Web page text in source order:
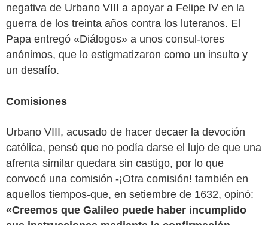
negativa de Urbano VIII a apoyar a Felipe IV en la
guerra de los treinta años contra los luteranos. El
Papa entregó «Diálogos» a unos consul-tores
anónimos, que lo estigmatizaron como un insulto y
un desafío.
Comisiones
Urbano VIII, acusado de hacer decaer la devoción
católica, pensó que no podía darse el lujo de que una
afrenta similar quedara sin castigo, por lo que
convocó una comisión -¡Otra comisión! también en
aquellos tiempos-que, en setiembre de 1632, opinó:
«Creemos que Galileo puede haber incumplido